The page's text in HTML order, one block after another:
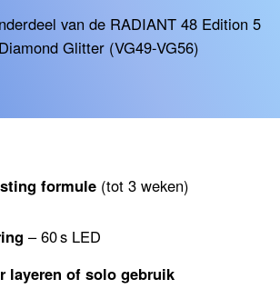
van de RADIANT 48 Edition 5
Glitter (VG49-VG56)
formule (tot 3 weken)
– 60 s LED
layeren of solo gebruik